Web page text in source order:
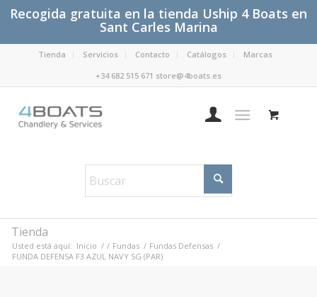
Recogida gratuita en la tienda Uship 4 Boats en
Sant Carles Marina
Tienda Servicios Contacto Catálogos
Marcas
+34 682 515 671 store@4boats.es
Tienda
Usted está aquí: Inicio / / Fundas / Fundas Defensas /
FUNDA DEFENSA F3 AZUL NAVY SG (PAR)